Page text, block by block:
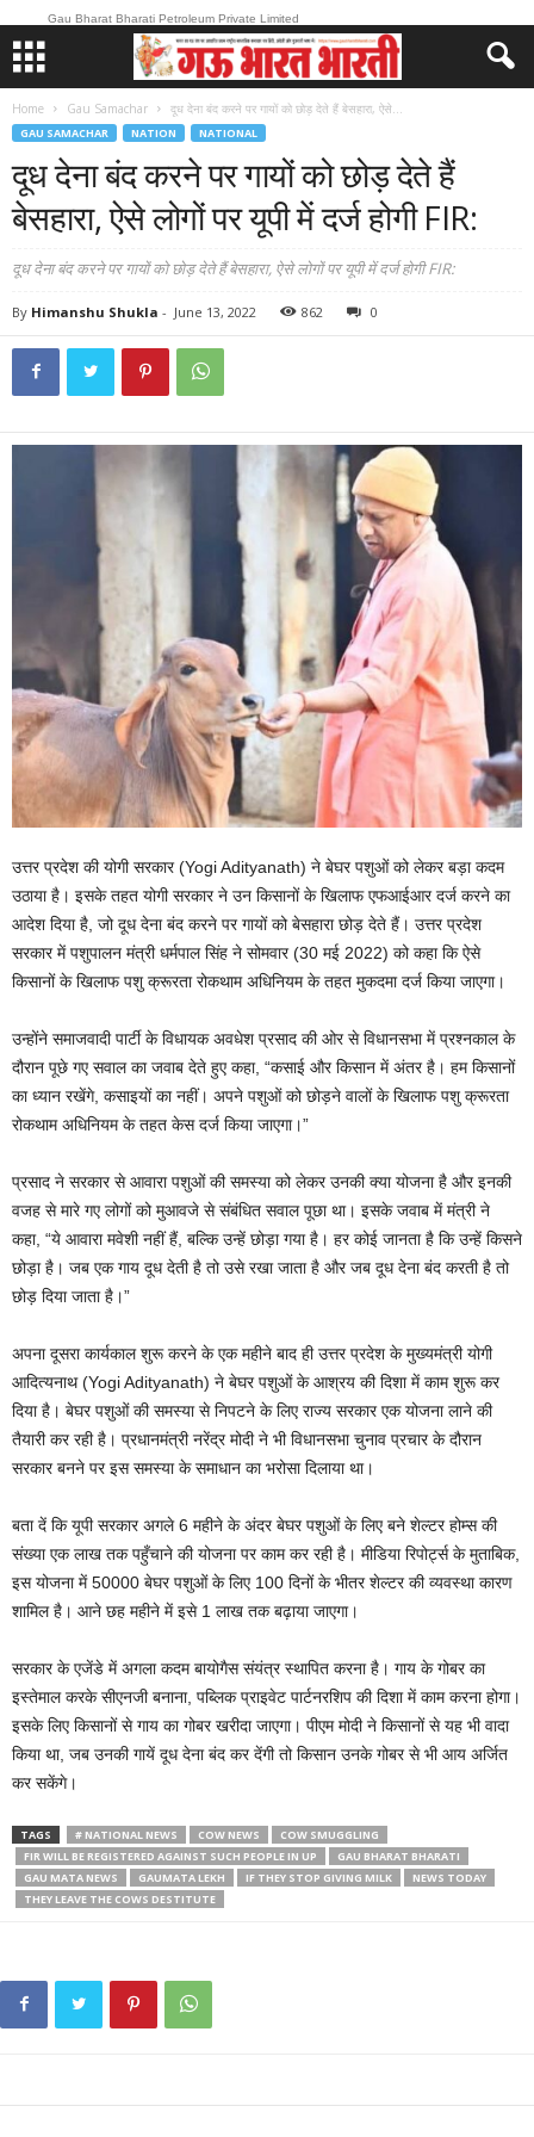
Gau Bharat Bharati Petroleum Private Limited
Home Gau Samachar दूध देना बंद करने पर गायों को छोड़ देते हैं बेसहारा, ऐसे...
GAU SAMACHAR NATION NATIONAL
दूध देना बंद करने पर गायों को छोड़ देते हैं
बेसहारा, ऐसे लोगों पर यूपी में दर्ज होगी FIR:
दूध देना बंद करने पर गायों को छोड़ देते हैं बेसहारा, ऐसे लोगों पर यूपी में दर्ज होगी FIR:
By Himanshu Shukla - June 13, 2022 862 0
उत्तर प्रदेश की योगी सरकार (Yogi Adityanath) ने बेघर पशुओं को लेकर बड़ा कदम
उठाया है। इसके तहत योगी सरकार ने उन किसानों के खिलाफ एफआईआर दर्ज करने का
आदेश दिया है, जो दूध देना बंद करने पर गायों को बेसहारा छोड़ देते हैं। उत्तर प्रदेश
सरकार में पशुपालन मंत्री धर्मपाल सिंह ने सोमवार (30 मई 2022) को कहा कि ऐसे
किसानों के खिलाफ पशु क्रूरता रोकथाम अधिनियम के तहत मुकदमा दर्ज किया जाएगा।
उन्होंने समाजवादी पार्टी के विधायक अवधेश प्रसाद की ओर से विधानसभा में प्रश्नकाल के
दौरान पूछे गए सवाल का जवाब देते हुए कहा, “कसाई और किसान में अंतर है। हम किसानों
का ध्यान रखेंगे, कसाइयों का नहीं। अपने पशुओं को छोड़ने वालों के खिलाफ पशु क्रूरता
रोकथाम अधिनियम के तहत केस दर्ज किया जाएगा।”
प्रसाद ने सरकार से आवारा पशुओं की समस्या को लेकर उनकी क्या योजना है और इनकी
वजह से मारे गए लोगों को मुआवजे से संबंधित सवाल पूछा था। इसके जवाब में मंत्री ने
कहा, “ये आवारा मवेशी नहीं हैं, बल्कि उन्हें छोड़ा गया है। हर कोई जानता है कि उन्हें किसने
छोड़ा है। जब एक गाय दूध देती है तो उसे रखा जाता है और जब दूध देना बंद करती है तो
छोड़ दिया जाता है।”
अपना दूसरा कार्यकाल शुरू करने के एक महीने बाद ही उत्तर प्रदेश के मुख्यमंत्री योगी
आदित्यनाथ (Yogi Adityanath) ने बेघर पशुओं के आश्रय की दिशा में काम शुरू कर
दिया है। बेघर पशुओं की समस्या से निपटने के लिए राज्य सरकार एक योजना लाने की
तैयारी कर रही है। प्रधानमंत्री नरेंद्र मोदी ने भी विधानसभा चुनाव प्रचार के दौरान
सरकार बनने पर इस समस्या के समाधान का भरोसा दिलाया था।
बता दें कि यूपी सरकार अगले 6 महीने के अंदर बेघर पशुओं के लिए बने शेल्टर होम्स की
संख्या एक लाख तक पहुँचाने की योजना पर काम कर रही है। मीडिया रिपोर्ट्स के मुताबिक,
इस योजना में 50000 बेघर पशुओं के लिए 100 दिनों के भीतर शेल्‍टर की व्यवस्था कारण
शामिल है। आने छह महीने में इसे 1 लाख तक बढ़ाया जाएगा।
सरकार के एजेंडे में अगला कदम बायोगैस संयंत्र स्थापित करना है। गाय के गोबर का
इस्तेमाल करके सीएनजी बनाना, पब्लिक प्राइवेट पार्टनरशिप की दिशा में काम करना होगा।
इसके लिए किसानों से गाय का गोबर खरीदा जाएगा। पीएम मोदी ने किसानों से यह भी वादा
किया था, जब उनकी गायें दूध देना बंद कर देंगी तो किसान उनके गोबर से भी आय अर्जित
कर सकेंगे।
TAGS # NATIONAL NEWS COW NEWS
COW SMUGGLING
FIR WILL BE REGISTERED AGAINST SUCH PEOPLE IN UP
GAU BHARAT BHARATI
GAU MATA NEWS
GAUMATA LEKH IF THEY STOP GIVING MILK
NEWS TODAY
THEY LEAVE THE COWS DESTITUTE